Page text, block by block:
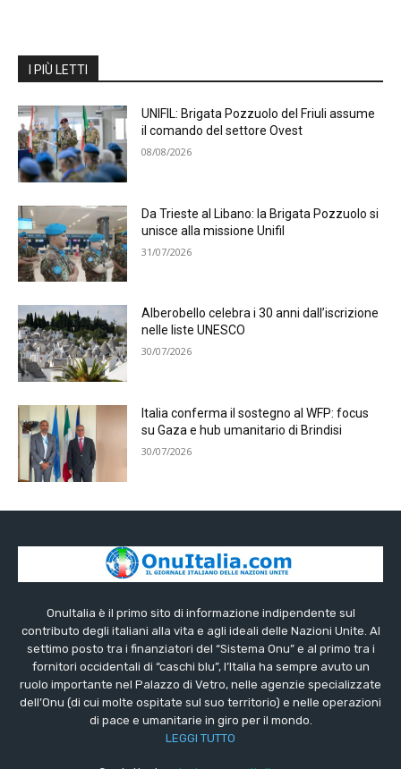
I PIÙ LETTI
UNIFIL: Brigata Pozzuolo del Friuli assume
il comando del settore Ovest
08/08/2026
Da Trieste al Libano: la Brigata Pozzuolo si
unisce alla missione Unifil
31/07/2026
Alberobello celebra i 30 anni dall’iscrizione
nelle liste UNESCO
30/07/2026
Italia conferma il sostegno al WFP: focus
su Gaza e hub umanitario di Brindisi
30/07/2026
OnuItalia è il primo sito di informazione indipendente sul
contributo degli italiani alla vita e agli ideali delle Nazioni Unite. Al
settimo posto tra i finanziatori del “Sistema Onu” e al primo tra i
fornitori occidentali di “caschi blu”, l’Italia ha sempre avuto un
ruolo importante nel Palazzo di Vetro, nelle agenzie specializzate
dell’Onu (di cui molte ospitate sul suo territorio) e nelle operazioni
di pace e umanitarie in giro per il mondo.
LEGGI TUTTO